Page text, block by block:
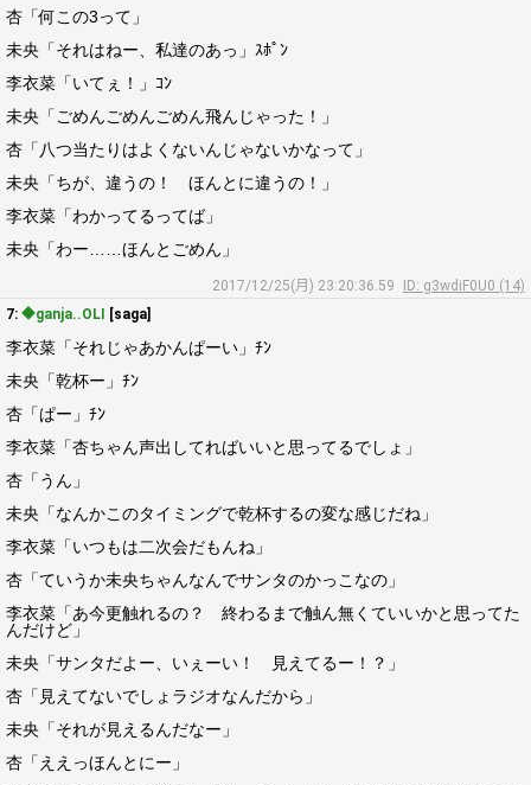
杏「何この3って」
未央「それはねー、私達のあっ」ｽﾎﾟﾝ
李衣菜「いてぇ！」ｺﾝ
未央「ごめんごめんごめん飛んじゃった！」
杏「八つ当たりはよくないんじゃないかなって」
未央「ちが、違うの！ ほんとに違うの！」
李衣菜「わかってるってば」
未央「わー……ほんとごめん」
2017/12/25(月) 23:20:36.59
ID: g3wdiF0U0 (14)
7: ◆ganja..OLI [saga]
李衣菜「それじゃあかんぱーい」ﾁﾝ
未央「乾杯ー」ﾁﾝ
杏「ぱー」ﾁﾝ
李衣菜「杏ちゃん声出してればいいと思ってるでしょ」
杏「うん」
未央「なんかこのタイミングで乾杯するの変な感じだね」
李衣菜「いつもは二次会だもんね」
杏「ていうか未央ちゃんなんでサンタのかっこなの」
李衣菜「あ今更触れるの？ 終わるまで触ん無くていいかと思ってた
んだけど」
未央「サンタだよー、いぇーい！ 見えてるー！？」
杏「見えてないでしょラジオなんだから」
未央「それが見えるんだなー」
杏「ええっほんとにー」